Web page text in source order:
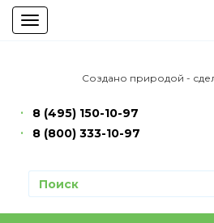
Toggle
navigation
Создано природой -
8 (495) 150-10-97
8 (800) 333-10-97